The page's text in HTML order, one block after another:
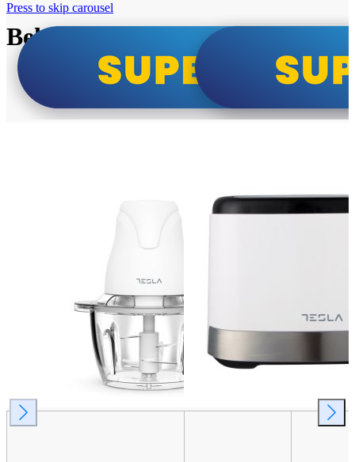
Beko i Tesla super cene
Press to skip carousel